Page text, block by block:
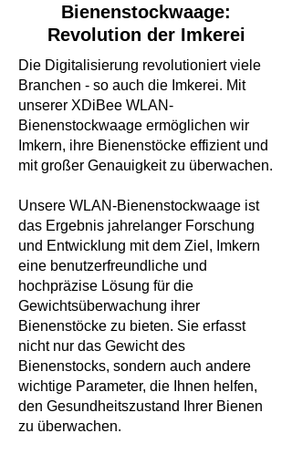
Bienenstockwaage:
Revolution der Imkerei
Die Digitalisierung revolutioniert viele
Branchen - so auch die Imkerei. Mit
unserer XDiBee WLAN-
Bienenstockwaage ermöglichen wir
Imkern, ihre Bienenstöcke effizient und
mit großer Genauigkeit zu überwachen.
Unsere WLAN-Bienenstockwaage ist
das Ergebnis jahrelanger Forschung
und Entwicklung mit dem Ziel, Imkern
eine benutzerfreundliche und
hochpräzise Lösung für die
Gewichtsüberwachung ihrer
Bienenstöcke zu bieten. Sie erfasst
nicht nur das Gewicht des
Bienenstocks, sondern auch andere
wichtige Parameter, die Ihnen helfen,
den Gesundheitszustand Ihrer Bienen
zu überwachen.